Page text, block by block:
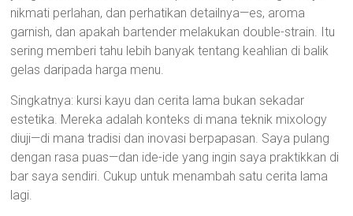
nikmati perlahan, dan perhatikan detailnya—es, aroma
garnish, dan apakah bartender melakukan double-strain. Itu
sering memberi tahu lebih banyak tentang keahlian di balik
gelas daripada harga menu.
Singkatnya: kursi kayu dan cerita lama bukan sekadar
estetika. Mereka adalah konteks di mana teknik mixology
diuji—di mana tradisi dan inovasi berpapasan. Saya pulang
dengan rasa puas—dan ide-ide yang ingin saya praktikkan di
bar saya sendiri. Cukup untuk menambah satu cerita lama
lagi.